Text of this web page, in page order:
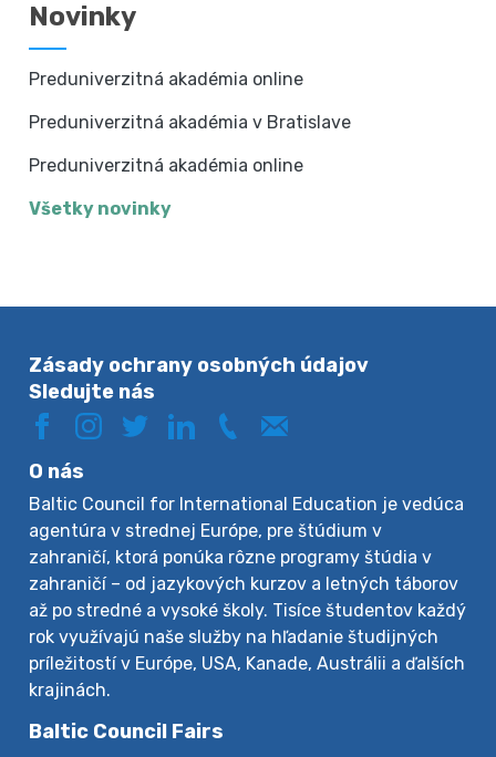
Novinky
Preduniverzitná akadémia online
Preduniverzitná akadémia v Bratislave
Preduniverzitná akadémia online
Všetky novinky
Zásady ochrany osobných údajov
Sledujte nás
O nás
Baltic Council for International Education je vedúca
agentúra v strednej Európe, pre štúdium v
zahraničí, ktorá ponúka rôzne programy štúdia v
zahraničí – od jazykových kurzov a letných táborov
až po stredné a vysoké školy. Tisíce študentov každý
rok využívajú naše služby na hľadanie študijných
príležitostí v Európe, USA, Kanade, Austrálii a ďalších
krajinách.
Baltic Council Fairs